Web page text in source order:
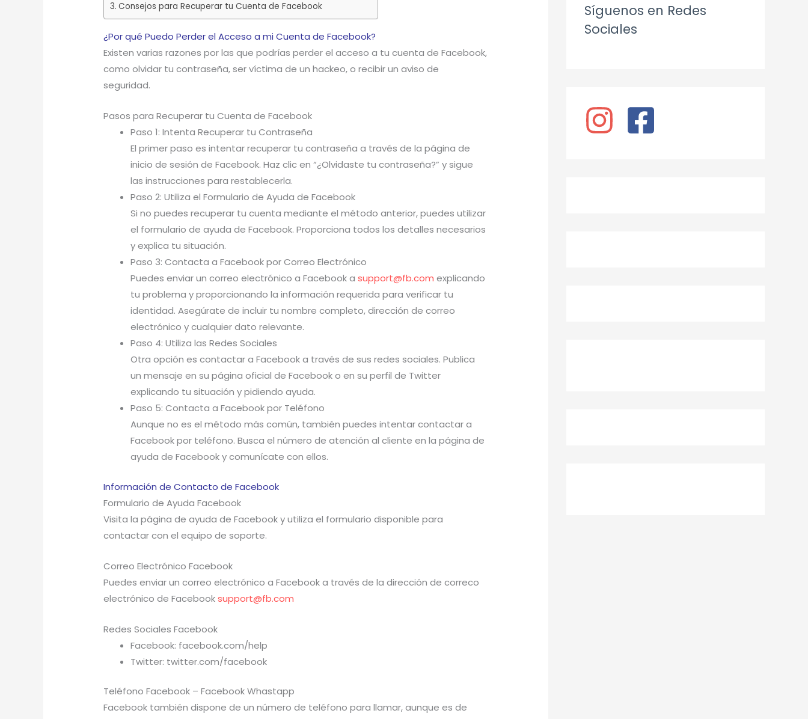
Consejos para Recuperar tu Cuenta de Facebook
¿Por qué Puedo Perder el Acceso a mi Cuenta de Facebook?
Existen varias razones por las que podrías perder el acceso a tu cuenta de Facebook,
como olvidar tu contraseña, ser víctima de un hackeo, o recibir un aviso de
seguridad.
Pasos para Recuperar tu Cuenta de Facebook
Paso 1: Intenta Recuperar tu Contraseña
El primer paso es intentar recuperar tu contraseña a través de la página de
inicio de sesión de Facebook. Haz clic en “¿Olvidaste tu contraseña?” y sigue
las instrucciones para restablecerla.
Paso 2: Utiliza el Formulario de Ayuda de Facebook
Si no puedes recuperar tu cuenta mediante el método anterior, puedes utilizar
el formulario de ayuda de Facebook. Proporciona todos los detalles necesarios
y explica tu situación.
Paso 3: Contacta a Facebook por Correo Electrónico
Puedes enviar un correo electrónico a Facebook asupport@fb.com explicando
tu problema y proporcionando la información requerida para verificar tu
identidad. Asegúrate de incluir tu nombre completo, dirección de correo
electrónico y cualquier dato relevante.
Paso 4: Utiliza las Redes Sociales
Otra opción es contactar a Facebook a través de sus redes sociales. Publica
un mensaje en su página oficial de Facebook o en su perfil de Twitter
explicando tu situación y pidiendo ayuda.
Paso 5: Contacta a Facebook por Teléfono
Aunque no es el método más común, también puedes intentar contactar a
Facebook por teléfono. Busca el número de atención al cliente en la página de
ayuda de Facebook y comunícate con ellos.
Información de Contacto de Facebook
Formulario de Ayuda Facebook
Visita la página de ayuda de Facebook y utiliza el formulario disponible para
contactar con el equipo de soporte.
Correo Electrónico Facebook
Puedes enviar un correo electrónico a Facebook a través de la dirección de correco
electrónico de Facebooksupport@fb.com
Redes Sociales Facebook
Facebook: facebook.com/help
Twitter: twitter.com/facebook
Teléfono Facebook – Facebook Whastapp
Facebook también dispone de un número de teléfono para llamar, aunque es de
Síguenos en Redes
Sociales